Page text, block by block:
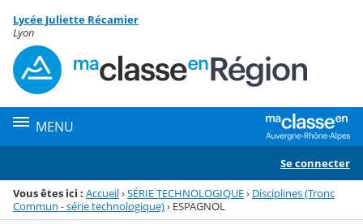
Menu de la rubrique
Contenu
Lycée Juliette Récamier
Lyon
MENU
Se connecter
Vous êtes ici : Accueil›SÉRIE TECHNOLOGIQUE› Disciplines (Tronc
Commun - série technologique)› ESPAGNOL